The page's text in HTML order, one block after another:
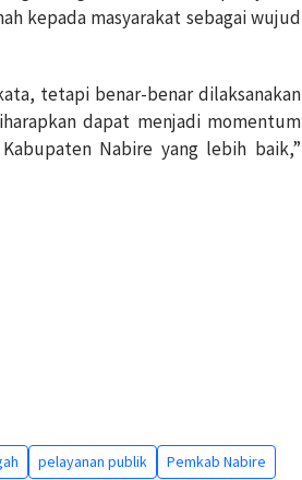
kepada masyarakat sebagai wujud
tetapi benar-benar dilaksanakan
dapat menjadi momentum
Nabire yang lebih baik,”
pelayanan publik Pemkab Nabire